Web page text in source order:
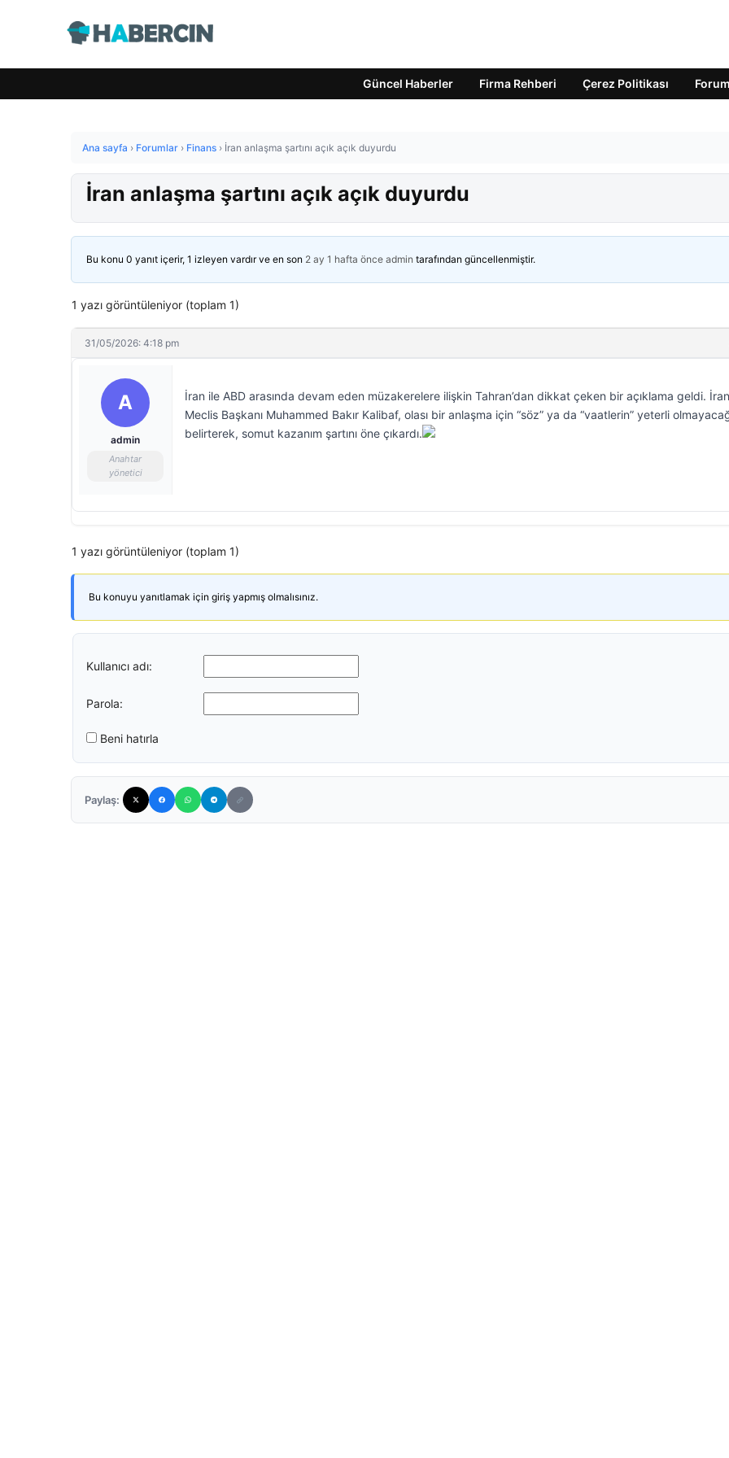
Güncel Haberler Firma Rehberi Çerez Politikası Forum
Ana sayfa › Forumlar › Finans › İran anlaşma şartını açık açık duyurdu
İran anlaşma şartını açık açık duyurdu
Bu konu 0 yanıt içerir, 1 izleyen vardır ve en son 2 ay 1 hafta önce admin tarafından güncellenmiştir.
1 yazı görüntüleniyor (toplam 1)
31/05/2026: 4:18 pm
A
admin
Anahtar
yönetici
İran ile ABD arasında devam eden müzakerelere ilişkin Tahran’dan dikkat çeken bir açıklama geldi. İran
Meclis Başkanı Muhammed Bakır Kalibaf, olası bir anlaşma için “söz” ya da “vaatlerin” yeterli
belirterek, somut kazanım şartını öne çıkardı.
1 yazı görüntüleniyor (toplam 1)
Bu konuyu yanıtlamak için giriş yapmış olmalısınız.
Kullanıcı adı:
Parola:
Beni hatırla
Paylaş: